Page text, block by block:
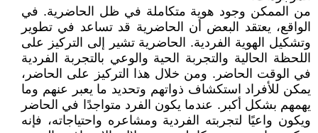
من الممكن وجود هوية متكاملة في ظل الحاضرية. في
الواقع، يعتقد البعض أن الحاضرية قد تساعد في تطوير
وتشكيل الهوية الفردية. الحاضرية تشير إلى التركيز على
اللحظة الحالية والتجربة الحية والوعي بالتجربة الفردية
في الوقت الحاضر. ومن خلال هذا التركيز على الحاضر،
يمكن للأفراد استكشاف ذواتهم وتحديد ما يعبر عنهم وما
يهمهم بشكل أكبر. عندما يكون الفرد متواجدًا في الحاضر
ويكون واعيًا لتجربته الفردية ومشاعره واحتياجاته، فإنه